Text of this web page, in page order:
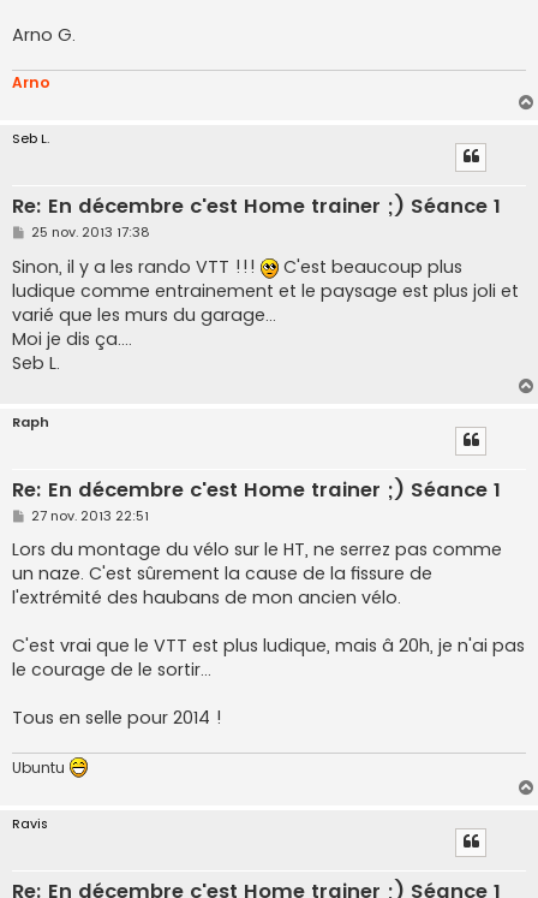
Arno G.
Arno
Seb L.
Re: En décembre c'est Home trainer ;) Séance 1
M
s
s
a
g
e
25 nov. 2013 17:38
Sinon, il y a les rando VTT !!!
C'est beaucoup plus
ludique comme entrainement et le paysage est plus joli et
varié que les murs du garage...
Moi je dis ça....
Seb L.
Raph
Re: En décembre c'est Home trainer ;) Séance 1
M
s
s
a
g
e
27 nov. 2013 22:51
Lors du montage du vélo sur le HT, ne serrez pas comme
un naze. C'est sûrement la cause de la fissure de
l'extrémité des haubans de mon ancien vélo.
C'est vrai que le VTT est plus ludique, mais â 20h, je n'ai pas
le courage de le sortir...
Tous en selle pour 2014 !
Ubuntu
Ravis
Re: En décembre c'est Home trainer ;) Séance 1